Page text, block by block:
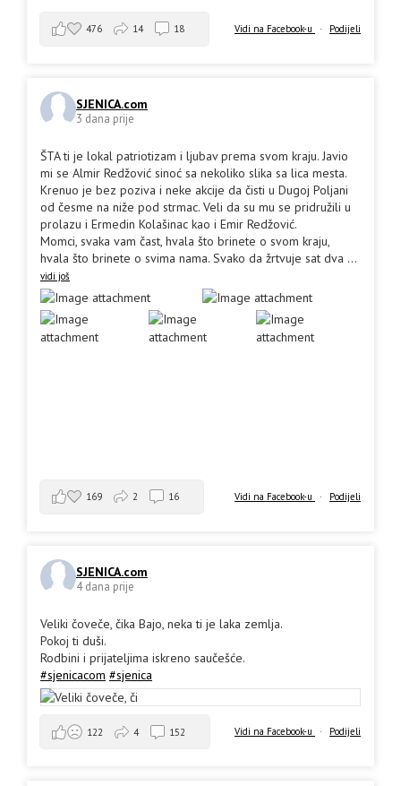
Vidi na Facebook-u · Podijeli
476 14 18
SJENICA.com
3 dana prije
ŠTA ti je lokal patriotizam i ljubav prema svom kraju. Javio
mi se Almir Redžović sinoć sa nekoliko slika sa lica mesta.
Krenuo je bez poziva i neke akcije da čisti u Dugoj Poljani
od česme na niže pod strmac. Veli da su mu se pridružili u
prolazu i Ermedin Kolašinac kao i Emir Redžović.
Momci, svaka vam čast, hvala što brinete o svom kraju,
hvala što brinete o svima nama. Svako da žrtvuje sat dva ...
vidi još
Vidi na Facebook-u · Podijeli
169 2 16
SJENICA.com
4 dana prije
Veliki čoveče, čika Bajo, neka ti je laka zemlja.
Pokoj ti duši.
Rodbini i prijateljima iskreno saučešće.
#sjenicacom #sjenica
Vidi na Facebook-u · Podijeli
122 4 152